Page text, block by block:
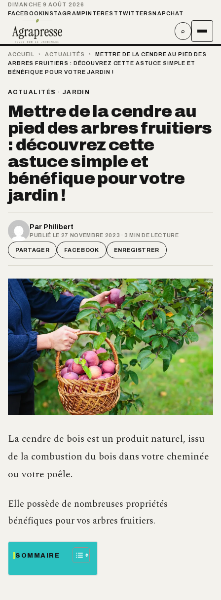
DIMANCHE 9 AOÛT 2026
FACEBOOKINSTAGRAMPINTEREST TWITTER SNAPCHAT
⌕
ACCUEIL › ACTUALITÉS ›
METTRE DE LA CENDRE AU PIED DES
ARBRES FRUITIERS : DÉCOUVREZ CETTE ASTUCE SIMPLE ET
BÉNÉFIQUE POUR VOTRE JARDIN !
ACTUALITÉS · JARDIN
Mettre de la cendre au
pied des arbres fruitiers
: découvrez cette
astuce simple et
bénéfique pour votre
jardin !
Par Philibert
PUBLIÉ LE 27 NOVEMBRE 2023 · 3 MIN DE LECTURE
PARTAGER FACEBOOK ENREGISTRER
La cendre de bois est un produit naturel, issu
de la combustion du bois dans votre cheminée
ou votre poêle.
Elle possède de nombreuses propriétés
bénéfiques pour vos arbres fruitiers.
SOMMAIRE